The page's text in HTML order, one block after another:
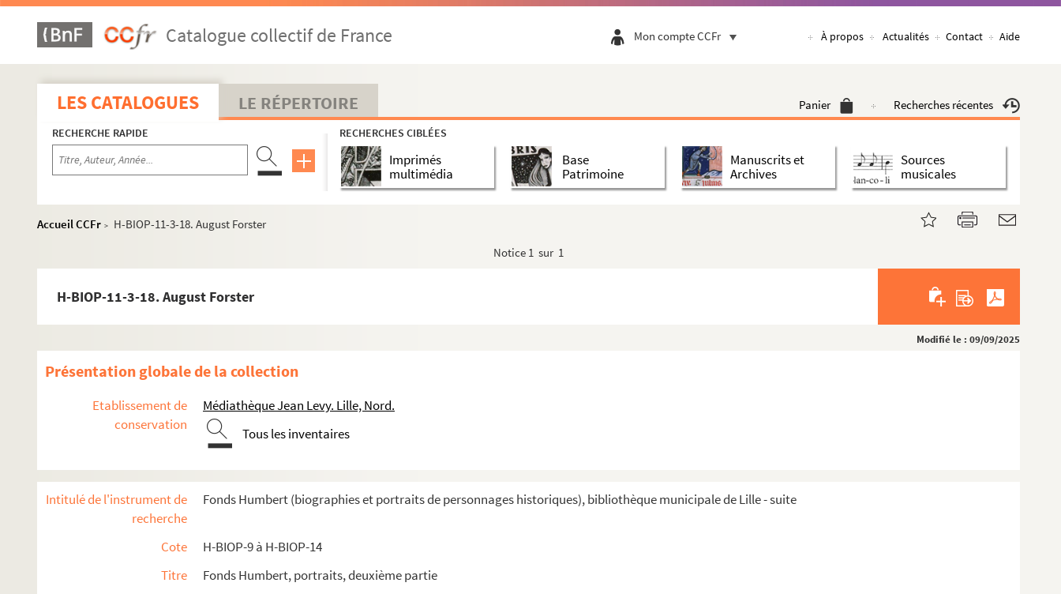
Catalogue collectif de France Mon compte CCFr À propos Actualités Contact Aide
LES CATALOGUES LE RÉPERTOIRE Panier Recherches récentes
RECHERCHE RAPIDE RECHERCHES CIBLÉES
Imprimés
multimédia
Base
Patrimoine
Manuscrits et
Archives
Sources
musicales
Accueil CCFr >
H-BIOP-11-3-18. August Forster
Notice 1 sur 1
H-BIOP-11-3-18. August Forster
Modifié le : 09/09/2025
Présentation globale de la collection
Etablissement de
conservation
Médiathèque Jean Levy. Lille, Nord.
Tous les inventaires
Intitulé de l'instrument de
recherche
Fonds Humbert (biographies et portraits de personnages historiques), bibliothèque municipale de Lille ​- suite
Cote
H-BIOP-9 à H-BIOP-14
Titre
Fonds Humbert, portraits, deuxième partie
H-BIOP-9. Portraits de personnages du Clergé
H-BIOP-10. Portraits des personnages lettrés
H-BIOP-11. Portraits des personnages de théâtre et du sport
H-BIOP-11-2. Comédiens et sportifs dont le nom commence par C et D
H-BIOP-11-3-1. Falma
H-BIOP-11-3-4. Madame Celeste's farewell appearance in the "Queen' Secret"
H-BIOP-11-3-6. William Farren
H-BIOP-11-3-7. Frédéric Febvre
H-BIOP-11-3-9. Fleury
H-BIOP-11-3-10. Elvira
H-BIOP-11-3-13. Fornasari